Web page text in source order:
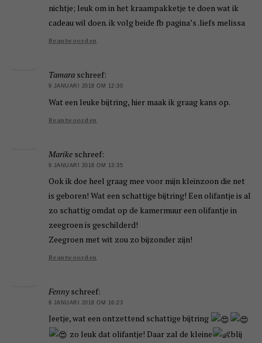
nichtje; leuk om in het kraampakketje te doen wat ik
cadeau wil doen. ik volg beide fb pagina’s .liefs melissa
Beantwoorden
Tamara schreef:
9 JANUARI 2018 OM 12:30
Wat een leuke bijtring, hier maak ik graag kans op.
Beantwoorden
Marike schreef:
9 JANUARI 2018 OM 13:35
Ook ik doe heel graag mee voor mijn kleinzoon die net
is geboren! Wat een schattige bijtring! Een olifantje is al
zo schattig omdat op de kamermuur een olifantje in
zeegroen is geschilderd!
Zeegroen met wit zou zo bijzonder zijn!
Beantwoorden
Fenny schreef:
9 JANUARI 2018 OM 16:23
Jeetje, wat een ontzettend schattige bijtring
zo leuk dat olifantje! Daar zal de kleine
blij